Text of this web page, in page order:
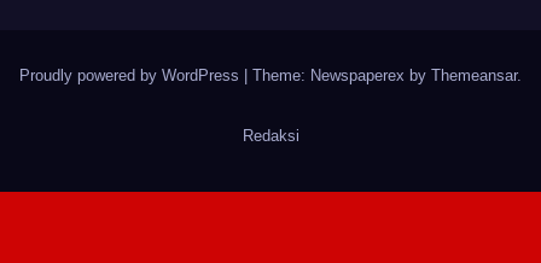
Proudly powered by WordPress Theme: Newspaperex by Themeansar.
Redaksi